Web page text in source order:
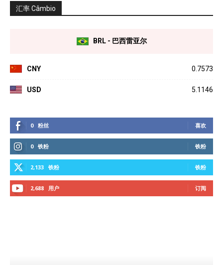
汇率 Câmbio
BRL - 巴西雷亚尔
CNY 0.7573
USD 5.1146
0 粉丝 喜欢
0 铁粉 铁粉
2,133 铁粉 铁粉
2,688 用户 订阅